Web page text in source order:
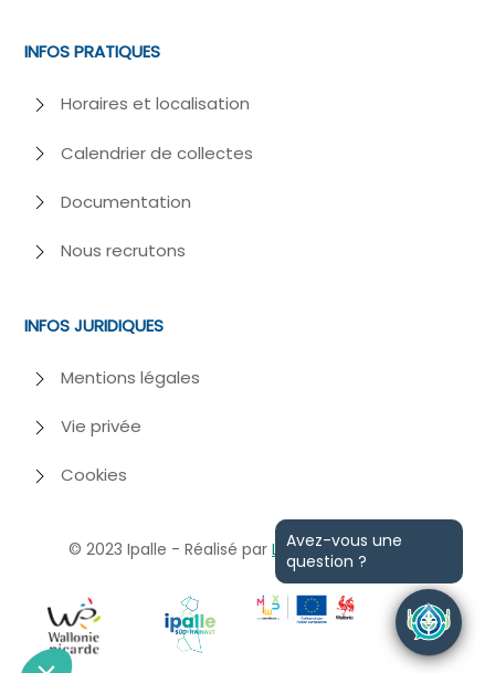
INFOS PRATIQUES
Horaires et localisation
Calendrier de collectes
Documentation
Nous recrutons
INFOS JURIDIQUES
Mentions légales
Vie privée
Cookies
© 2023 Ipalle - Réalisé par LosfeldetWebiome
Avez-vous une
question ?